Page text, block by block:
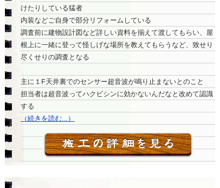
けたりしている猛者
内装などご自身で部分リフォームしている
調査前に建物設計図など詳しい資料を揃えて渡してもらい、屋
根上に一緒に登って怪しげな場所を教えてもらうなど、致せり
尽くせりの調査となる
主に１F天井裏でのセンサー超音波が鳴り止まないとのこと
担当者は超音波ってハクビシンに効かないんだなと改めて認識
する
（続きを読む...）